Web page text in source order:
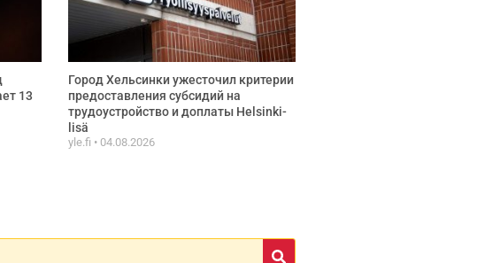
13
Город Хельсинки ужесточил критерии
предоставления субсидий на
трудоустройство и доплаты Helsinki-
lisä
yle.fi 04.08.2026